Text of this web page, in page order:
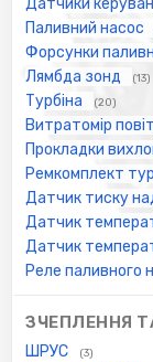
Датчики
Паливний насос
Форсунки
Лямбда зонд (13)
Турбіна (20)
Витратомір
Прокладки
Ремкомплект
Датчик тиску
Датчик
Датчик
Реле паливного
ЗЧЕПЛЕННЯ
ШРУС (3)